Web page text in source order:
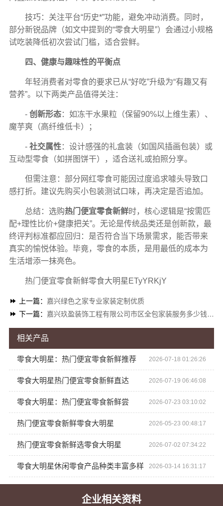
企业相关资料
技巧：关注平台“历史*”功能，避免冲动消费。同时，
部分新锐品牌（如文中提到的“零食大明星”）会通过小规格
试吃装降低初次尝试门槛，适合尝鲜。
四、健康与趣味性的平衡点
年轻消费者对零食的要求已从“好吃”升级为“有趣又有
营养”。以下两类产品值得关注：
- 创新形态：如冻干水果粒（保留90%以上维生素）、
魔芋爽（高纤维低卡）；
- 社交属性：设计感强的礼盒装（如国风插画包装）或
互动型零食（如拼图饼干），适合送礼或拍照分享。
但需注意：部分网红零食可能因过度追求噱头导致口
感打折。建议先购买小包装测试口味，再决定是否追加。
总结：选购热门便宜零食新鲜时，核心逻辑是“按需匹
配+理性比价+健康把关”。无论是传统品类还是创新款，最
终评判标准都应回归：是否符合当下场景需求，能否带来
真实的愉悦体验。毕竟，零食的本质，是用最低的成本为
生活增添一抹亮色。
热门便宜零食新鲜零食大明星ETyYRKjY
上一篇： 嘉兴绿色之家专业家装定制优质
下一篇： 嘉兴玖盈装饰工程有限公司市区全包家装服务多少钱老房翻新
相关产品
零食大明星：热门便宜零食新鲜推荐 2026-07-18 01:26:26
零食大明星热门便宜零食新鲜直达 2026-07-19 06:46:08
零食大明星：热门便宜零食新鲜尝 2026-07-23 03:10:02
热门便宜零食新鲜零食大明星 2026-05-23 00:48:17
热门便宜零食新鲜选零食大明星 2026-07-02 07:34:22
零食大明星休闲零食产品种类丰富多样 2026-03-14 16:31:17